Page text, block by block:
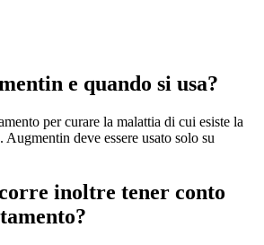
e quando si usa?
per curare la malattia di cui esiste la
Augmentin deve essere usato solo su
inoltre tener conto